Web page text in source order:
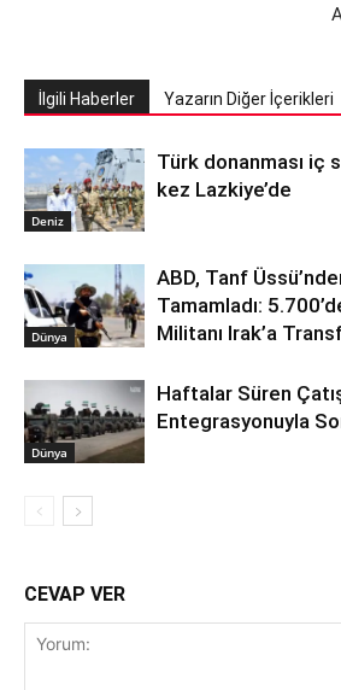
İlgili Haberler Yazarın Diğer İçerikleri
Deniz
Türk donanması iç
kez Lazkiye’de
Dünya
ABD, Tanf
Tamamladı:
Militanı Irak’a
Dünya
Haftalar Süren
Entegrasyonuyla
CEVAP VER